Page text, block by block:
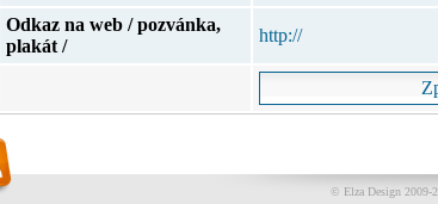
Odkaz na web / pozvánka,
plakát /
http://
© Elza Design 2009-